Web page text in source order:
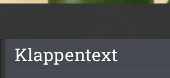
Klappentext